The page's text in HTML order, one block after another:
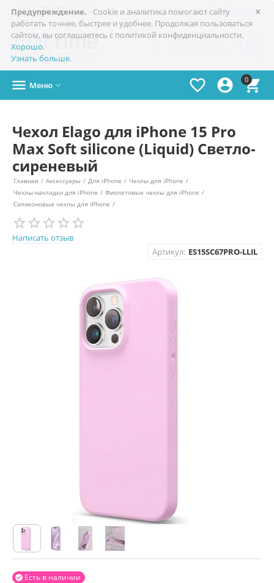
×
Предупреждение.
Cookie и аналитика помогают сайту
работать точнее, быстрее и удобнее. Продолжая пользоваться
сайтом, вы соглашаетесь с политикой конфиденциальности.
Хорошо.
Узнать больше.
Симферополь
+7(978)773-77-77 
0



 Меню 
Чехол Elago для iPhone 15 Pro
Max Soft silicone (Liquid) Светло-
сиреневый
Главная / Аксессуары / Для iPhone / Чехлы для iPhone /
Чехлы-накладки для iPhone / Фиолетовые чехлы для iPhone /
Силиконовые чехлы для iPhone /
Написать отзыв
Артикул: ES15SC67PRO-LLIL
Есть в наличии
